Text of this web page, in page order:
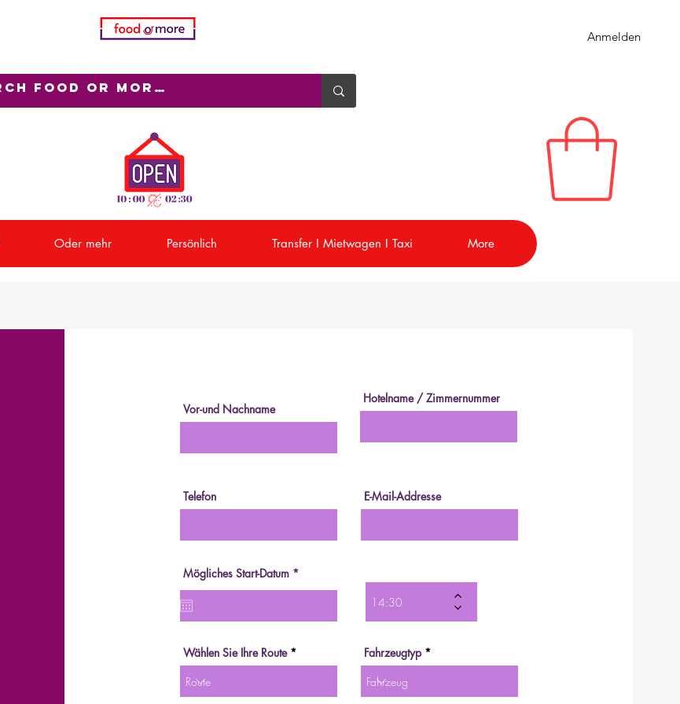
Anmelden
Oder mehr Persönlich Transfer I Mietwagen I Taxi More
Vor-und Nachname
Hotelname / Zimmernummer
Telefon E-Mail-Addresse
Mögliches Start-Datum *r
q
Wählen Sie Ihre Route Fahrzeugtyp